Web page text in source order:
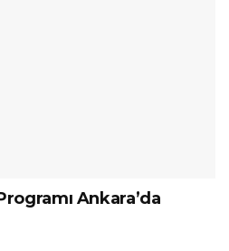
Ankara’da